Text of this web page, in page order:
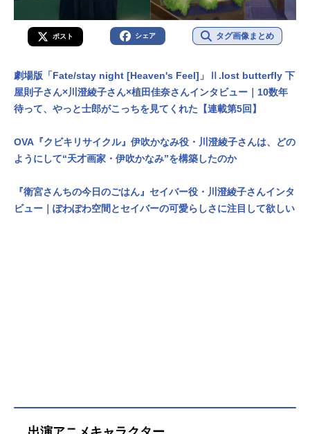
ポスト シェア タグ画像まとめ
劇場版「Fate/stay night [Heaven's Feel]」Ⅱ.lost butterfly 下
屋則子さん×川澄綾子さん×植田佳奈さんインタビュー｜10数年
待って、やっと士郎がこっちを見てくれた【連載第5回】
OVA『クビキリサイクル』伊吹かなみ役・川澄綾子さんは、どの
ようにして“天才画家・伊吹かなみ”を構築したのか
『衛宮さんちの今日のごはん』セイバー役・川澄綾子さんインタ
ビュー｜ぽわぽわ空間とセイバーの可愛らしさに注目して欲しい